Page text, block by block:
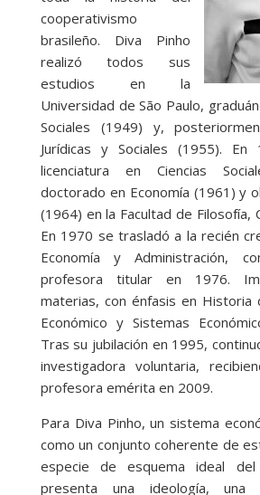
cooperativismo
brasileño. Diva Pinho
realizó todos sus
estudios en la
Universidad de São Paulo,
Sociales (1949) y,
Jurídicas y Sociales (1955).
licenciatura en Ciencias
doctorado en Economía (1961) y
(1964) en la Facultad de Filosofía,
En 1970 se trasladó a la recién
Economía y Administración,
profesora titular en 1976.
materias, con énfasis en Historia
Económico y Sistemas
Tras su jubilación en 1995,
investigadora voluntaria,
profesora emérita en 2009.
Para Diva Pinho, un sistema
como un conjunto coherente de
especie de esquema ideal del
presenta una ideología,